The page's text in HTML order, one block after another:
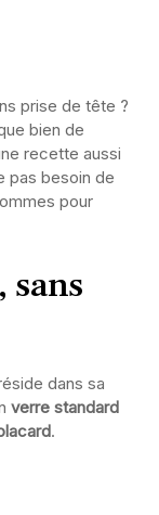
prise de tête ?
bien de
recette aussi
pas besoin de
pour
sans
dans sa
verre standard
.